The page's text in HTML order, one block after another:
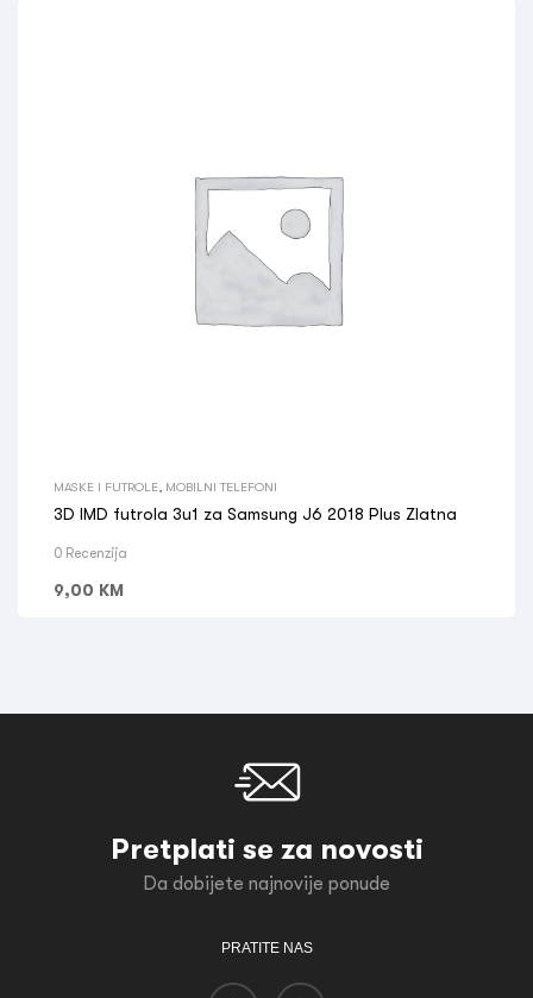
MASKE I FUTROLE MOBILNI TELEFONI
3D IMD futrola 3u1 za Samsung J6 2018 Plus Zlatna
0 Recenzija
9,00 KM
Pretplati se za novosti
Da dobijete najnovije ponude
PRATITE NAS